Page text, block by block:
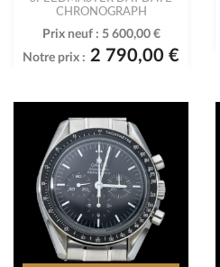
CHRONOGRAPH
Prix neuf : 5 600,00 €
Notre prix : 2 790,00 €